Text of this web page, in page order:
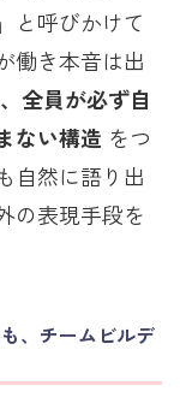
と呼びかけて
働き本音は出
全員が必ず自
ない構造 をつ
自然に語り出
の表現手段を
、チームビルデ